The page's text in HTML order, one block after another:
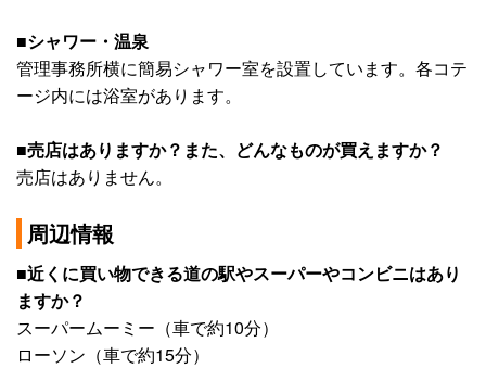
■シャワー・温泉
管理事務所横に簡易シャワー室を設置しています。各コテ
ージ内には浴室があります。
■売店はありますか？また、どんなものが買えますか？
売店はありません。
周辺情報
■近くに買い物できる道の駅やスーパーやコンビニはあり
ますか？
スーパームーミー（車で約10分）
ローソン（車で約15分）